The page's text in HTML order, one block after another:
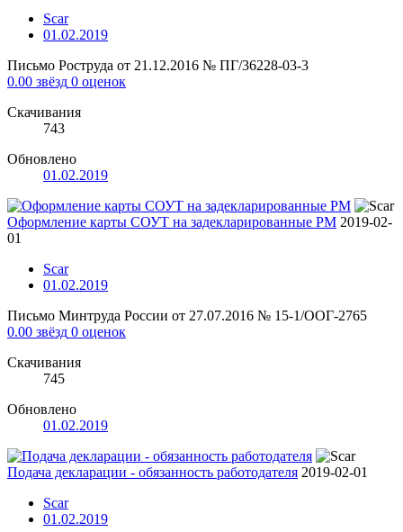
Scar
01.02.2019
Письмо Роструда от 21.12.2016 № ПГ/36228-03-3
0.00 звёзд 0 оценок
Скачивания
743
Обновлено
01.02.2019
Оформление карты СОУТ на задекларированные РМ 2019-02-
01
Scar
01.02.2019
Письмо Минтруда России от 27.07.2016 № 15-1/ООГ-2765
0.00 звёзд 0 оценок
Скачивания
745
Обновлено
01.02.2019
Подача декларации - обязанность работодателя 2019-02-01
Scar
01.02.2019